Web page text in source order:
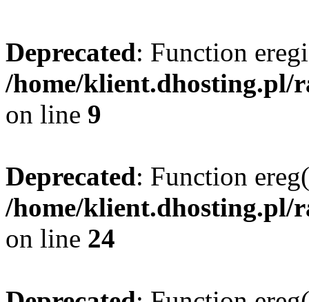
Deprecated: Function
/home/klient.dhosting.pl/
on line 9
Deprecated: Function
/home/klient.dhosting.pl/
on line 24